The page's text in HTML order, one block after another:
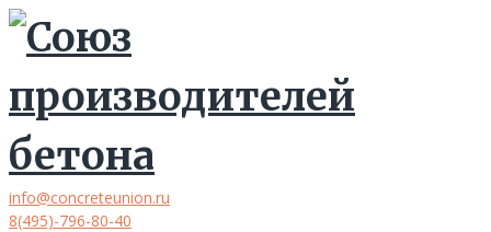
info@concreteunion.ru
8(495)-796-80-40